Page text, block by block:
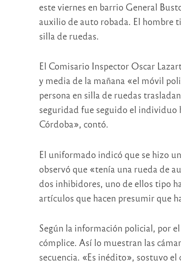
este viernes en barrio General
auxilio de auto robada. El hombre
silla de ruedas.
El Comisario Inspector Oscar
y media de la mañana «el móvil
persona en silla de ruedas
seguridad fue seguido el individuo
Córdoba», contó.
El uniformado indicó que se hizo
observó que «tenía una rueda de
dos inhibidores, uno de ellos tipo
artículos que hacen presumir que
Según la información policial, por
cómplice. Así lo muestran las
secuencia. «Es inédito», sostuvo el